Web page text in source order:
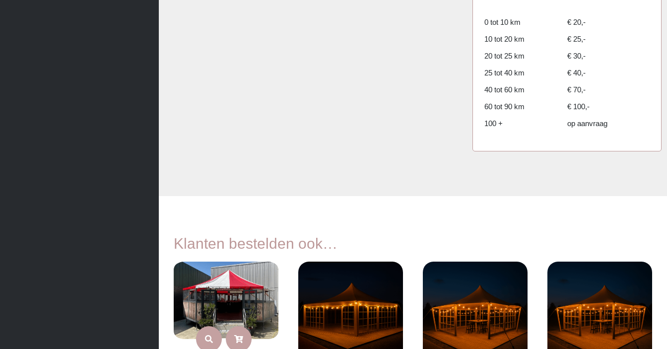
0 tot 10 km
€ 20,-
10 tot 20 km
€ 25,-
20 tot 25 km
€ 30,-
25 tot 40 km
€ 40,-
40 tot 60 km
€ 70,-
60 tot 90 km
€ 100,-
100 +
op aanvraag
Klanten bestelden ook…